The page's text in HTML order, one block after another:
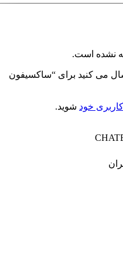
نشده است.
می کنید برای “ساکسیفون
خود شوید.